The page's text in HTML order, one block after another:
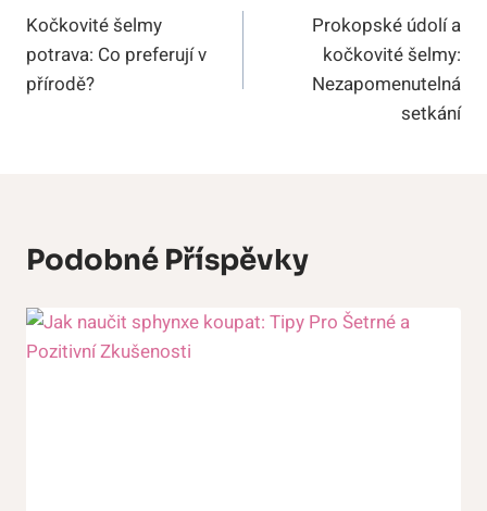
Pro
Příspěvek
Kočkovité šelmy
potrava: Co preferují v
přírodě?
Prokopské údolí a
kočkovité šelmy:
Nezapomenutelná
setkání
Podobné Příspěvky